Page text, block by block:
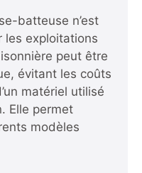
batteuse n’est
les exploitations
peut être
évitant les coûts
matériel utilisé
Elle permet
modèles